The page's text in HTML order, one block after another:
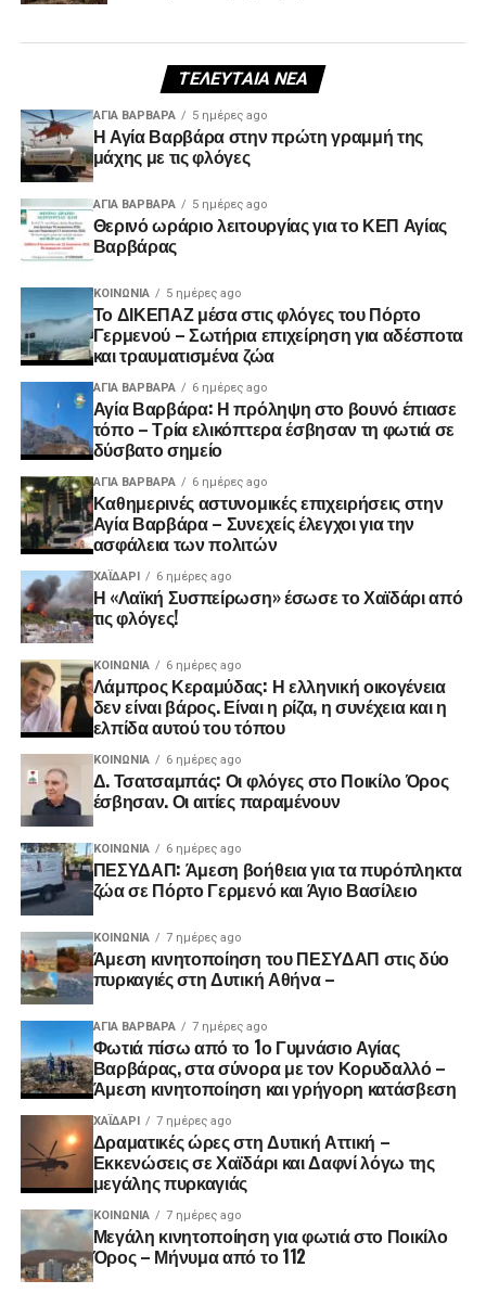
ΤΕΛΕΥΤΑΊΑ ΝΈΑ
ΑΓΙΑ ΒΑΡΒΑΡΑ 5 ημέρες ago
Η Αγία Βαρβάρα στην πρώτη γραμμή της
μάχης με τις φλόγες
ΑΓΙΑ ΒΑΡΒΑΡΑ 5 ημέρες ago
Θερινό ωράριο λειτουργίας για το ΚΕΠ Αγίας
Βαρβάρας
ΚΟΙΝΩΝΊΑ 5 ημέρες ago
Το ΔΙΚΕΠΑΖ μέσα στις φλόγες του Πόρτο
Γερμενού – Σωτήρια επιχείρηση για αδέσποτα
και τραυματισμένα ζώα
ΑΓΙΑ ΒΑΡΒΑΡΑ 6 ημέρες ago
Αγία Βαρβάρα: Η πρόληψη στο βουνό έπιασε
τόπο – Τρία ελικόπτερα έσβησαν τη φωτιά σε
δύσβατο σημείο
ΑΓΙΑ ΒΑΡΒΑΡΑ 6 ημέρες ago
Καθημερινές αστυνομικές επιχειρήσεις στην
Αγία Βαρβάρα – Συνεχείς έλεγχοι για την
ασφάλεια των πολιτών
ΧΑΪΔΑΡΙ 6 ημέρες ago
Η «Λαϊκή Συσπείρωση» έσωσε το Χαϊδάρι από
τις φλόγες!
ΚΟΙΝΩΝΊΑ 6 ημέρες ago
Λάμπρος Κεραμύδας: Η ελληνική οικογένεια
δεν είναι βάρος. Είναι η ρίζα, η συνέχεια και η
ελπίδα αυτού του τόπου
ΚΟΙΝΩΝΊΑ 6 ημέρες ago
Δ. Τσατσαμπάς: Οι φλόγες στο Ποικίλο Όρος
έσβησαν. Οι αιτίες παραμένουν
ΚΟΙΝΩΝΊΑ 6 ημέρες ago
ΠΕΣΥΔΑΠ: Άμεση βοήθεια για τα πυρόπληκτα
ζώα σε Πόρτο Γερμενό και Άγιο Βασίλειο
ΚΟΙΝΩΝΊΑ 7 ημέρες ago
Άμεση κινητοποίηση του ΠΕΣΥΔΑΠ στις δύο
πυρκαγιές στη Δυτική Αθήνα –
ΑΓΙΑ ΒΑΡΒΑΡΑ 7 ημέρες ago
Φωτιά πίσω από το 1ο Γυμνάσιο Αγίας
Βαρβάρας, στα σύνορα με τον Κορυδαλλό –
Άμεση κινητοποίηση και γρήγορη κατάσβεση
ΧΑΪΔΑΡΙ 7 ημέρες ago
Δραματικές ώρες στη Δυτική Αττική –
Εκκενώσεις σε Χαϊδάρι και Δαφνί λόγω της
μεγάλης πυρκαγιάς
ΚΟΙΝΩΝΊΑ 7 ημέρες ago
Μεγάλη κινητοποίηση για φωτιά στο Ποικίλο
Όρος – Μήνυμα από το 112